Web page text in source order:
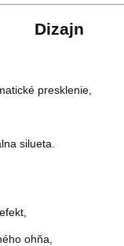
Dizajn
presklenie,
silueta.
ohňa,